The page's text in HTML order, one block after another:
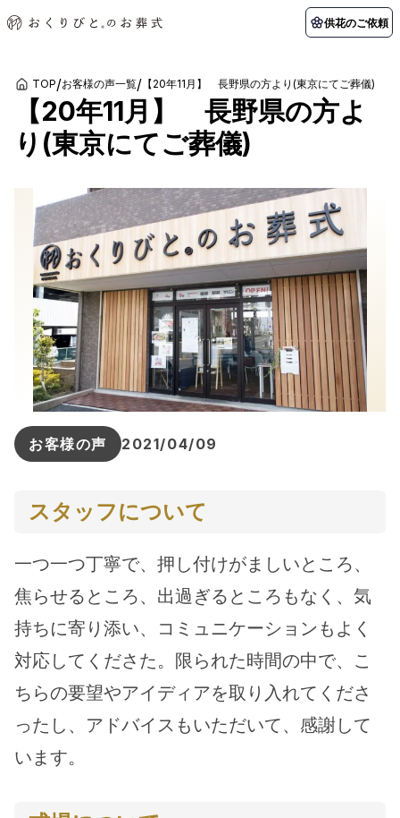
供花のご依頼
初めての方へ
初めての方へ 納棺の儀とは？
アフターサポート
会社を知る
スタッフ一覧 採用情報
会社概要 店舗用地募集
関東エリア
千葉県 神奈川県
北海道エリア
札幌市 函館市
お客様の声
ご葬儀事例 お客様の声
葬儀の知識
葬儀の知識 供花のご依頼
TOP/お客様の声一覧/ 【20年11月】 長野県の方より(東京にてご葬儀)
【20年11月】 長野県の方よ
り(東京にてご葬儀)
お客様の声 2021/04/09
スタッフについて
一つ一つ丁寧で、押し付けがましいところ、
焦らせるところ、出過ぎるところもなく、気
持ちに寄り添い、コミュニケーションもよく
対応してくださた。限られた時間の中で、こ
ちらの要望やアイディアを取り入れてくださ
ったし、アドバイスもいただいて、感謝して
います。